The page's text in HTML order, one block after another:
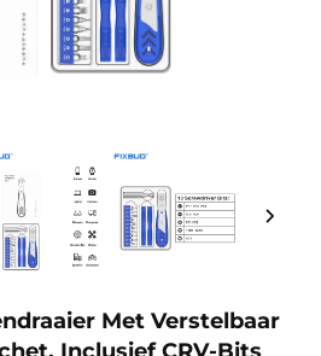
Met Verstelbaar